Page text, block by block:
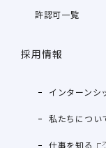
許認可一覧
採用情報
インターンシ
私たちについ
仕事を知る